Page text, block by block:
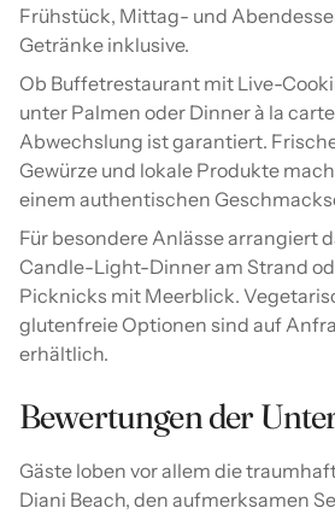
Frühstück, Mittag- und
Getränke inklusive.
Ob Buffetrestaurant mit Live-
unter Palmen oder Dinner à la
Abwechslung ist garantiert.
Gewürze und lokale Produkte
einem authentischen
Für besondere Anlässe arrangiert
Candle-Light-Dinner am Strand
Picknicks mit Meerblick.
glutenfreie Optionen sind auf
erhältlich.
Bewertungen der
Gäste loben vor allem die
Diani Beach, den aufmerksamen